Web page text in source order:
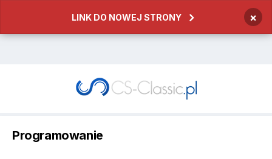
LINK DO NOWEJ STRONY ×
Programowanie